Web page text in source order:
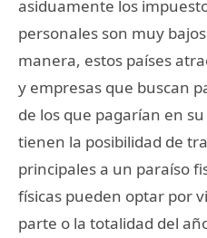
asiduamente los
personales son muy
manera, estos países
y empresas que buscan
de los que pagarían en
tienen la posibilidad de
principales a un paraíso
físicas pueden optar por
parte o la totalidad del